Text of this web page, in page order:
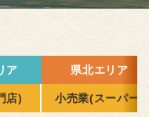
ア 県北エリア
店) 小売業(スーパー)